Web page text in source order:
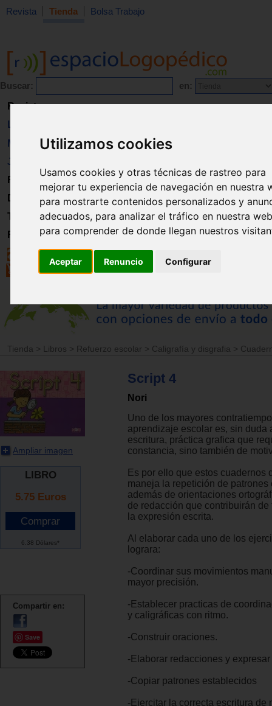
Utilizamos cookies
Usamos cookies y otras técnicas de rastreo para
mejorar tu experiencia de navegación en nuestra
para mostrarte contenidos personalizados y
adecuados, para analizar el tráfico en nuestra
para comprender de donde llegan nuestros
Aceptar Renuncio Configurar
Revista Tienda Bolsa Trabajo
Buscar: en:
Revista
Libros
Material
Juguetes
Formación
Directorio
Trabajo
Registro
Tienda > Libros > Refuerzo escolar > Caligrafía y disgrafia >
Ampliar imagen
LIBRO
5.75 Euros
6.38 Dólares*
Compartir en:
Save
Script 4
Nori
Uno de los mayores
aprendizaje escolar es, sin duda
escritura, práctica grafica que
constancia, sino también de
Es por ello que estos cuadernos
maneja la repetición de patrones
además de orientaciones
de redacción que contribuirán de
la expresión escrita.
Al elaborar cada uno de los
lograra:
-Coordinar sus movimientos
mayor precisión.
-Establecer practicas de
y caligráficas con ritmo.
-Construir oraciones.
-Elaborar redacciones y
-Copiar patrones establecidos
-Ejercitar la correcta escritura de